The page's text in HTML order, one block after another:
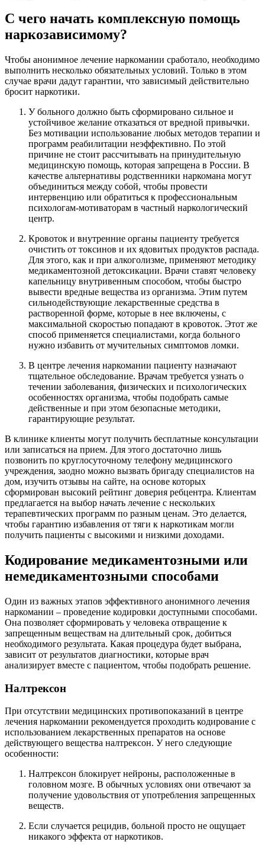
С чего начать комплексную помощь
наркозависимому?
Чтобы анонимное лечение наркомании сработало, необходимо
выполнить несколько обязательных условий. Только в этом
случае врачи дадут гарантии, что зависимый действительно
бросит наркотики.
У больного должно быть сформировано сильное и
устойчивое желание отказаться от вредной привычки.
Без мотивации использование любых методов терапии и
программ реабилитации неэффективно. По этой
причине не стоит рассчитывать на принудительную
медицинскую помощь, которая запрещена в России. В
качестве альтернативы родственники наркомана могут
объединиться между собой, чтобы провести
интервенцию или обратиться к профессиональным
психологам-мотиваторам в частный наркологический
центр.
Кровоток и внутренние органы пациенту требуется
очистить от токсинов и их ядовитых продуктов распада.
Для этого, как и при алкоголизме, применяют методику
медикаментозной детоксикации. Врачи ставят человеку
капельницу внутривенным способом, чтобы быстро
вывести вредные вещества из организма. Этим путем
сильнодействующие лекарственные средства в
растворенной форме, которые в нее включены, с
максимальной скоростью попадают в кровоток. Этот же
способ применяется специалистами, когда больного
нужно избавить от мучительных симптомов ломки.
В центре лечения наркомании пациенту назначают
тщательное обследование. Врачам требуется узнать о
течении заболевания, физических и психологических
особенностях организма, чтобы подобрать самые
действенные и при этом безопасные методики,
гарантирующие результат.
В клинике клиенты могут получить бесплатные консультации
или записаться на прием. Для этого достаточно лишь
позвонить по круглосуточному телефону медицинского
учреждения, заодно можно вызвать бригаду специалистов на
дом, изучить отзывы на сайте, на основе которых
сформирован высокий рейтинг доверия ребцентра. Клиентам
предлагается на выбор начать лечение с нескольких
терапевтических программ по разным ценам. Это делается,
чтобы гарантию избавления от тяги к наркотикам могли
получить пациенты с высокими и низкими доходами.
Кодирование медикаментозными или
немедикаментозными способами
Один из важных этапов эффективного анонимного лечения
наркомании – проведение кодировки доступными способами.
Она позволяет сформировать у человека отвращение к
запрещенным веществам на длительный срок, добиться
необходимого результата. Какая процедура будет выбрана,
зависит от результатов диагностики, которые врач
анализирует вместе с пациентом, чтобы подобрать решение.
Налтрексон
При отсутствии медицинских противопоказаний в центре
лечения наркомании рекомендуется проходить кодирование с
использованием лекарственных препаратов на основе
действующего вещества налтрексон. У него следующие
особенности:
Налтрексон блокирует нейроны, расположенные в
головном мозге. В обычных условиях они отвечают за
получение удовольствия от употребления запрещенных
веществ.
Если случается рецидив, больной просто не ощущает
никакого эффекта от наркотиков.